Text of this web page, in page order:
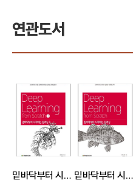
연관도서
밑바닥부터 시작하는 딥러닝 3 밑바닥부터 시작하는 딥러닝